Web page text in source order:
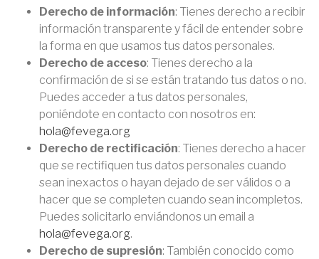
Derecho de información: Tienes derecho a recibir
información transparente y fácil de entender sobre
la forma en que usamos tus datos personales.
Derecho de acceso: Tienes derecho a la
confirmación de si se están tratando tus datos o no.
Puedes acceder a tus datos personales,
poniéndote en contacto con nosotros en:
hola@fevega.org
Derecho de rectificación: Tienes derecho a hacer
que se rectifiquen tus datos personales cuando
sean inexactos o hayan dejado de ser válidos o a
hacer que se completen cuando sean incompletos.
Puedes solicitarlo enviándonos un email a
hola@fevega.org.
Derecho de supresión: También conocido como